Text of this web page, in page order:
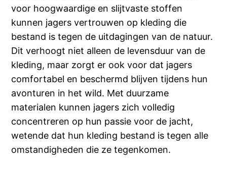
voor hoogwaardige en slijtvaste stoffen
kunnen jagers vertrouwen op kleding die
bestand is tegen de uitdagingen van de natuur.
Dit verhoogt niet alleen de levensduur van de
kleding, maar zorgt er ook voor dat jagers
comfortabel en beschermd blijven tijdens hun
avonturen in het wild. Met duurzame
materialen kunnen jagers zich volledig
concentreren op hun passie voor de jacht,
wetende dat hun kleding bestand is tegen alle
omstandigheden die ze tegenkomen.